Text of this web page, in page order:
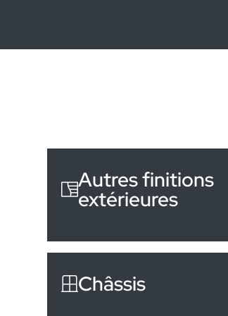
Autres finitions
extérieures
Châssis